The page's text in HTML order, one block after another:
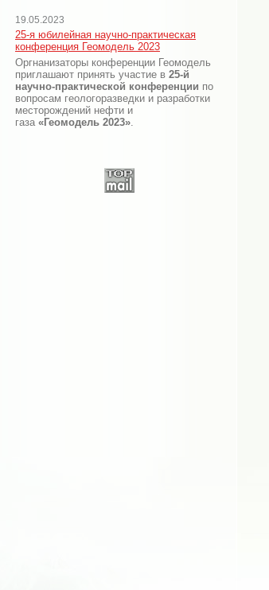
19.05.2023
25-я юбилейная научно-практическая
конференция Геомодель 2023
Оргнанизаторы конференции Геомодель
приглашают принять участие в 25-й
научно-практической конференции по
вопросам геологоразведки и разработки
месторождений нефти и
газа «Геомодель 2023».